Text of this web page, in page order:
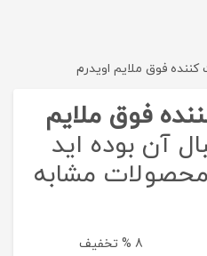
فوق ملایم اویدرم
فوق ملایم
آن بوده اید
مشابه
8 % تخفیف